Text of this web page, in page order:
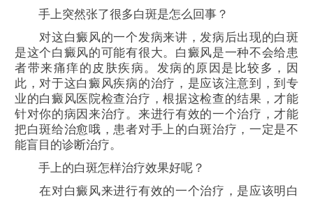
手上突然张了很多白斑是怎么回事？
对这白癜风的一个发病来讲，发病后出现的白斑
是这个白癜风的可能有很大。白癜风是一种不会给患
者带来痛痒的皮肤疾病。发病的原因是比较多，因
此，对于这白癜风疾病的治疗，是应该注意到，到专
业的白癜风医院检查治疗，根据这检查的结果，才能
针对你的病因来治疗。来进行有效的一个治疗，才能
把白斑给治愈哦，患者对手上的白斑治疗，一定是不
能盲目的诊断治疗。
手上的白斑怎样治疗效果好呢？
在对白癜风来进行有效的一个治疗，是应该明白